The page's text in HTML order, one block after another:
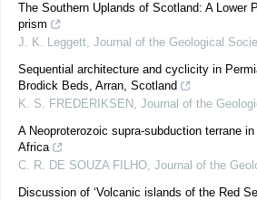
The Southern Uplands of Scotland: A Lower
prism
J. K. Leggett, Journal of the Geological
Sequential architecture and cyclicity in
Brodick Beds, Arran, Scotland
K. S. FREDERIKSEN , Journal of the
A Neoproterozoic supra-subduction terrane
Africa
C. R. DE SOUZA FILHO, Journal of the
Discussion of ‘Volcanic islands of the Red